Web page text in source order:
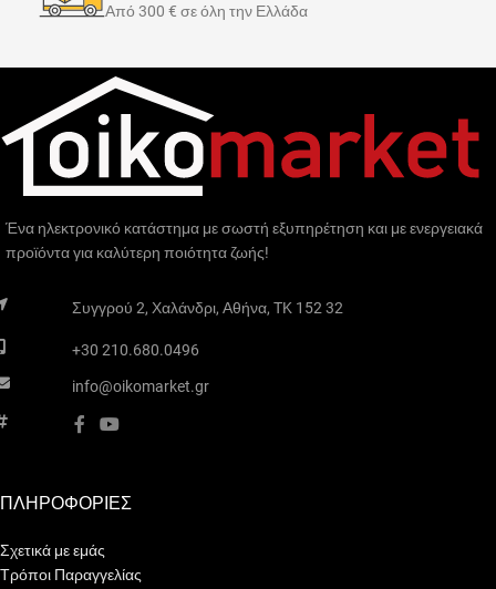
Από 300 € σε όλη την Ελλάδα
Ένα ηλεκτρονικό κατάστημα με σωστή εξυπηρέτηση και με ενεργειακά
προϊόντα για καλύτερη ποιότητα ζωής!
Συγγρού 2, Χαλάνδρι, Αθήνα, TK 152 32
+30 210.680.0496
info@oikomarket.gr
ΠΛΗΡΟΦΟΡΙΕΣ
Σχετικά με εμάς
Τρόποι Παραγγελίας